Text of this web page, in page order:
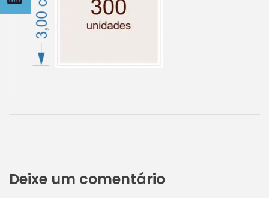
Deixe um comentário